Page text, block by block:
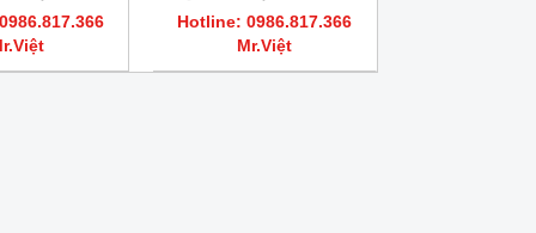
Hotline: 0986.817.366
Mr.Việt